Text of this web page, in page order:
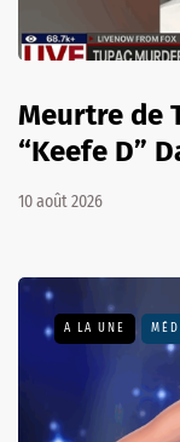
Meurtre de
“Keefe D”
10 août 2026
A LA UNE